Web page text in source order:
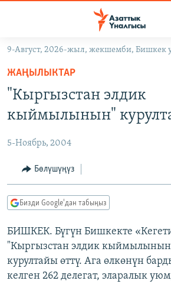
Навигацияга
өтүңүз
Издөөгө
салыңыз
КЫРГЫЗСТАН
КЫРГЫЗСТАН
ЭКОНОМИКА
МАДАНИЯТ
ДҮЙНӨ
БОРБОР АЗИЯ
АТАЙЫН ИЛИКТӨӨ
ТВ ПРОГРАММАЛАР
ЭКСПЕРТТЕР ТАЛДАЙТ
БИЗ ЖАНА ДҮЙНӨ
ДАНИСТЕ
ЭЖЕ-СИҢДИЛЕР
ӨЗГӨЧӨ ПИКИР
Русский
ОНЛАЙН ШЕРИНЕ
9-Август, 2026-жыл, жекшемби, Бишкек
ЖАҢЫЛЫКТАР
"Кыргызстан элдик
кыймылынын"
5-Ноябрь, 2004
Бөлүшүңүз
Бизди Google'дан табыңыз
БИШКЕК. Бүгүн Бишкекте
"Кыргызстан элдик
курултайы өттү. Ага өлкөнүн
келген 262 делегат, эларалык